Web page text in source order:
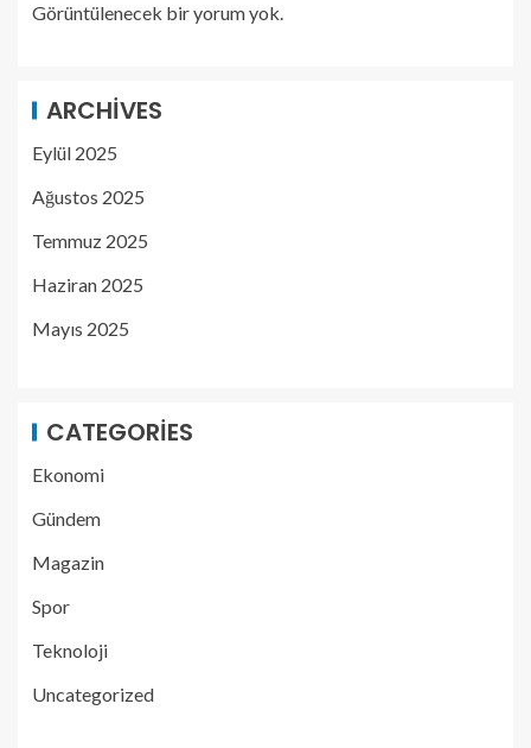
Görüntülenecek bir yorum yok.
ARCHIVES
Eylül 2025
Ağustos 2025
Temmuz 2025
Haziran 2025
Mayıs 2025
CATEGORIES
Ekonomi
Gündem
Magazin
Spor
Teknoloji
Uncategorized